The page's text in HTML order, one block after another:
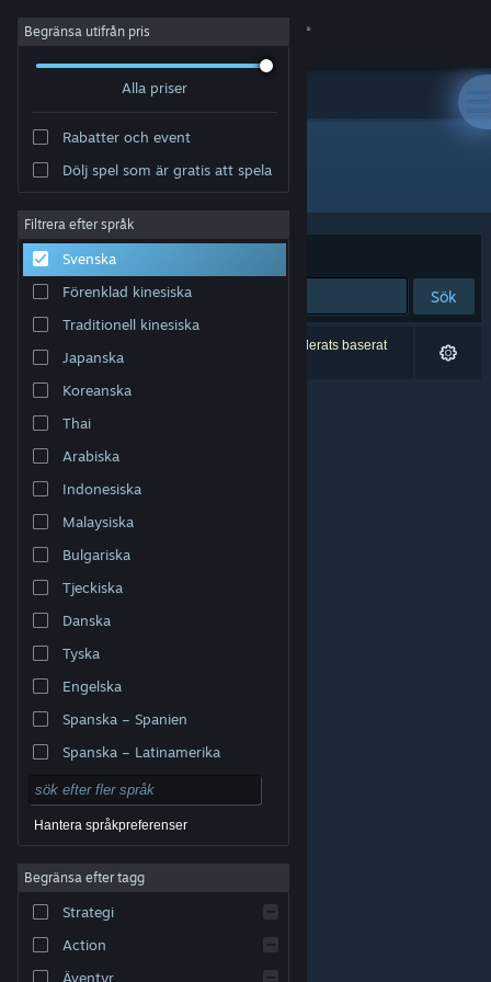
Logga in
Om
Support
Byt språk
Skaffa Steams mobilapp
Se skrivbordswebbplats
varumärken tillhör respektive ägare i USA och andra
Tillgänglighet
Återbetalningar|
Begränsa utifrån pris
Alla priser
Rabatter och event
Dölj spel som är gratis att spela
Filtrera efter språk
Svenska
Förenklad kinesiska
Traditionell kinesiska
Japanska
Koreanska
Thai
Arabiska
Indonesiska
Malaysiska
Bulgariska
Tjeckiska
Danska
Tyska
Engelska
Spanska – Spanien
Spanska – Latinamerika
Hantera språkpreferenser
Begränsa efter tagg
Strategi
Action
Äventyr
Utgivare: BINGOBELL
Sortera efter Relevans
Sök
0 träffar matchade din sökning. 9 titlar har exkluderats baserat
på dina preferenser.